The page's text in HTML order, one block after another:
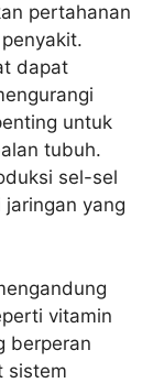
pertahanan
dapat
untuk
tubuh.
sel-sel
yang
vitamin
berperan
sistem